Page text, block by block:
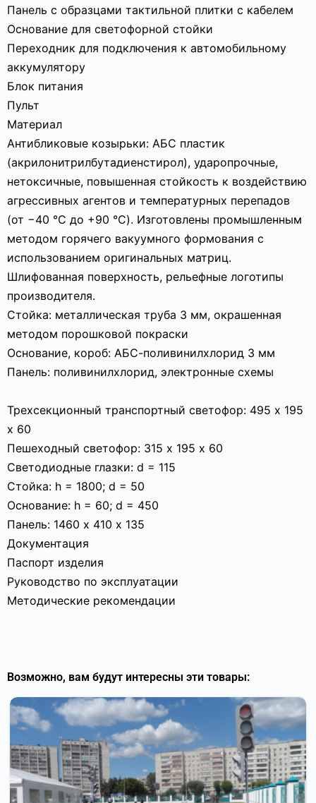
Панель с образцами тактильной плитки с кабелем
Основание для светофорной стойки
Переходник для подключения к автомобильному
аккумулятору
Блок питания
Пульт
Материал
Антибликовые козырьки: АБС пластик
(акрилонитрилбутадиенстирол), ударопрочные,
нетоксичные, повышенная стойкость к воздействию
агрессивных агентов и температурных перепадов
(от −40 °C до +90 °C). Изготовлены промышленным
методом горячего вакуумного формования с
использованием оригинальных матриц.
Шлифованная поверхность, рельефные логотипы
производителя.
Стойка: металлическая труба 3 мм, окрашенная
методом порошковой покраски
Основание, короб: АБС-поливинилхлорид 3 мм
Панель: поливинилхлорид, электронные схемы
Трехсекционный транспортный светофор: 495 х 195
х 60
Пешеходный светофор: 315 х 195 х 60
Светодиодные глазки: d = 115
Стойка: h = 1800; d = 50
Основание: h = 60; d = 450
Панель: 1460 х 410 х 135
Документация
Паспорт изделия
Руководство по эксплуатации
Методические рекомендации
Возможно, вам будут интересны эти товары: